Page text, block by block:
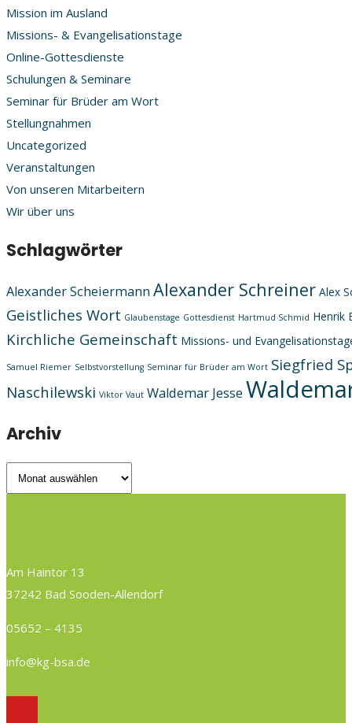
Mission im Ausland
Missions- & Evangelisationstage
Online-Gottesdienste
Schulungen & Seminare
Seminar für Brüder am Wort
Stellungnahmen
Uncategorized
Veranstaltungen
Von unseren Mitarbeitern
Wir über uns
Schlagwörter
Alexander ScheiermannAlexander Schreiner Alex
Geistliches Wort Glaubenstage Gottesdienst Hartmud Schmid Henrik
Kirchliche Gemeinschaft Missions- und
Samuel Riemer Selbstvorstellung Seminar für Brüder am Wort Siegfried
Naschilewski Viktor Vaut Waldemar Jesse
Archiv
Archiv
Am Haintor 13
37242 Bad Sooden-Allendorf
05652 – 4135
info@kg-bsa.de